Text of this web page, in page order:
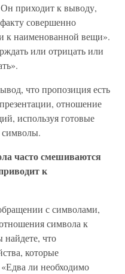
приходит к выводу,
совершенно
к наименованной вещи».
или отрицать или
что пропозиция есть
отношение
используя готовые
символы.
часто смешиваются
к
с символами,
символа к
найдете, что
которые
ли необходимо